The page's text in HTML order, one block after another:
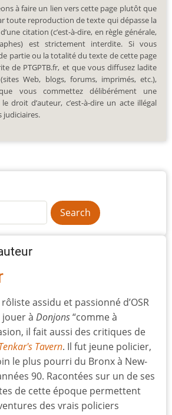
à faire un lien vers cette page plutôt que
toute reproduction de texte qui dépasse la
citation (c’est-à-dire, en règle générale,
est strictement interdite. Si vous
partie ou la totalité du texte de cette page
de PTGPTB.fr, et que vous diffusez ladite
Web, blogs, forums, imprimés, etc.),
vous commettez délibérément une
droit d’auteur, c’est-à-dire un acte illégal
judiciaires.
assidu et passionné d’OSR
jouer à Donjons“comme à
il fait aussi des critiques de
Tavern. Il fut jeune policier,
le plus pourri du Bronx à New-
90. Racontées sur un de ses
de cette époque permettent
des vrais policiers